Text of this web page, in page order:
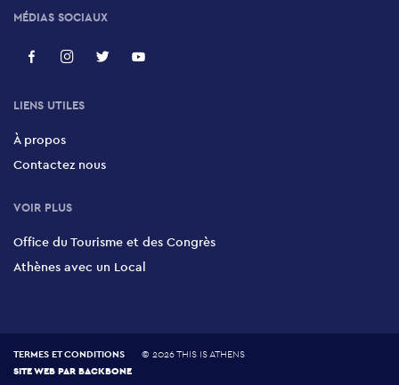
MÉDIAS SOCIAUX
LIENS UTILES
À propos
Contactez nous
VOIR PLUS
Office du Tourisme et des Congrès
Athènes avec un Local
TERMES ET CONDITIONS © 2026 THIS IS ATHENS
SITE WEB PAR BACKBONE